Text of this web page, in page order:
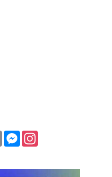
Email Messenger